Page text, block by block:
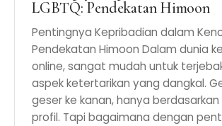
LGBTQ: Pendekatan Himoon
Pentingnya Kepribadian dalam
Pendekatan Himoon Dalam dunia
online, sangat mudah untuk
aspek ketertarikan yang dangkal.
geser ke kanan, hanya
profil. Tapi bagaimana dengan